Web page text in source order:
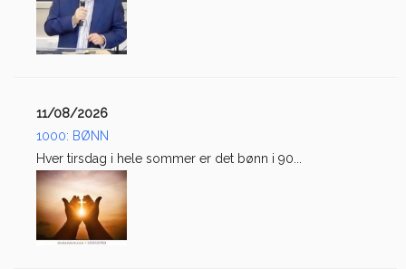
11/08/2026
1000: BØNN
Hver tirsdag i hele sommer er det bønn i 90...